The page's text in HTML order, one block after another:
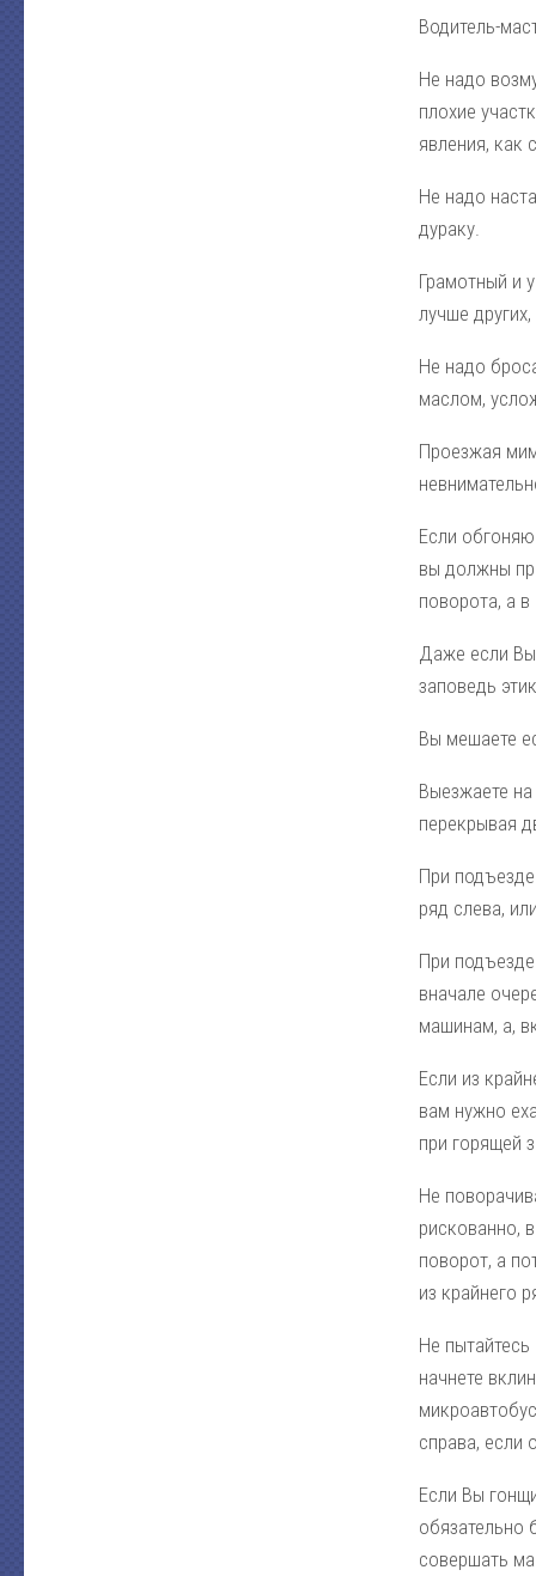
Водитель-
Не надо
плохие
явления, как
Не надо
дураку.
Грамотный и
лучше
Не надо
маслом,
Проезжая
Если
вы должны
поворота, а
Даже если Вы
заповедь
Вы мешаете
Выезжаете
перекрывая
При
ряд слева,
При
вначале
машинам, а,
Если из
вам нужно
при горящей
Не
рискованно,
поворот, а
из крайнего
Не
начнете
справа, если
Если Вы
обязательно
совершать